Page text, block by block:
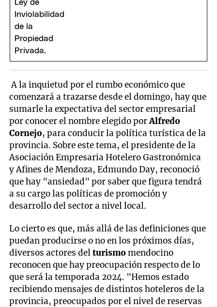
A la inquietud por el rumbo económico que
comenzará a trazarse desde el domingo, hay que
sumarle la expectativa del sector empresarial
por conocer el nombre elegido porAlfredo
Cornejo, para conducir la política turística de la
provincia. Sobre este tema, el presidente de la
Asociación Empresaria Hotelero Gastronómica
y Afines de Mendoza, Edmundo Day, reconoció
que hay "ansiedad" por saber que figura tendrá
a su cargo las políticas de promoción y
desarrollo del sector a nivel local.
Lo cierto es que, más allá de las definiciones que
puedan producirse o no en los próximos días,
diversos actores delturismomendocino
reconocen que hay preocupación respecto de lo
que será la temporada 2024. "Hemos estado
recibiendo mensajes de distintos hoteleros de la
provincia, preocupados por el nivel de reservas